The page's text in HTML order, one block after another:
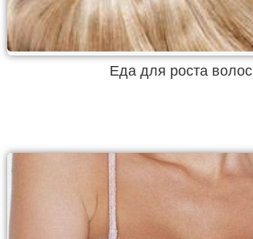
Еда для роста волос